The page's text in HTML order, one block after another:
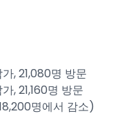
, 21,080명 방문
, 21,160명 방문
명에서 감소)